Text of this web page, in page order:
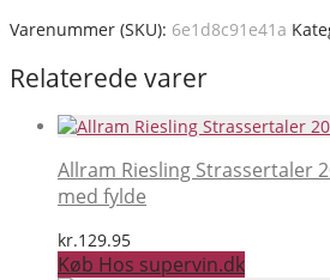
Varenummer (SKU): 6e1d8c91e41a
Relaterede varer
Allram Riesling Strassertaler
med fylde
kr.129.95
Køb Hos supervin.dk